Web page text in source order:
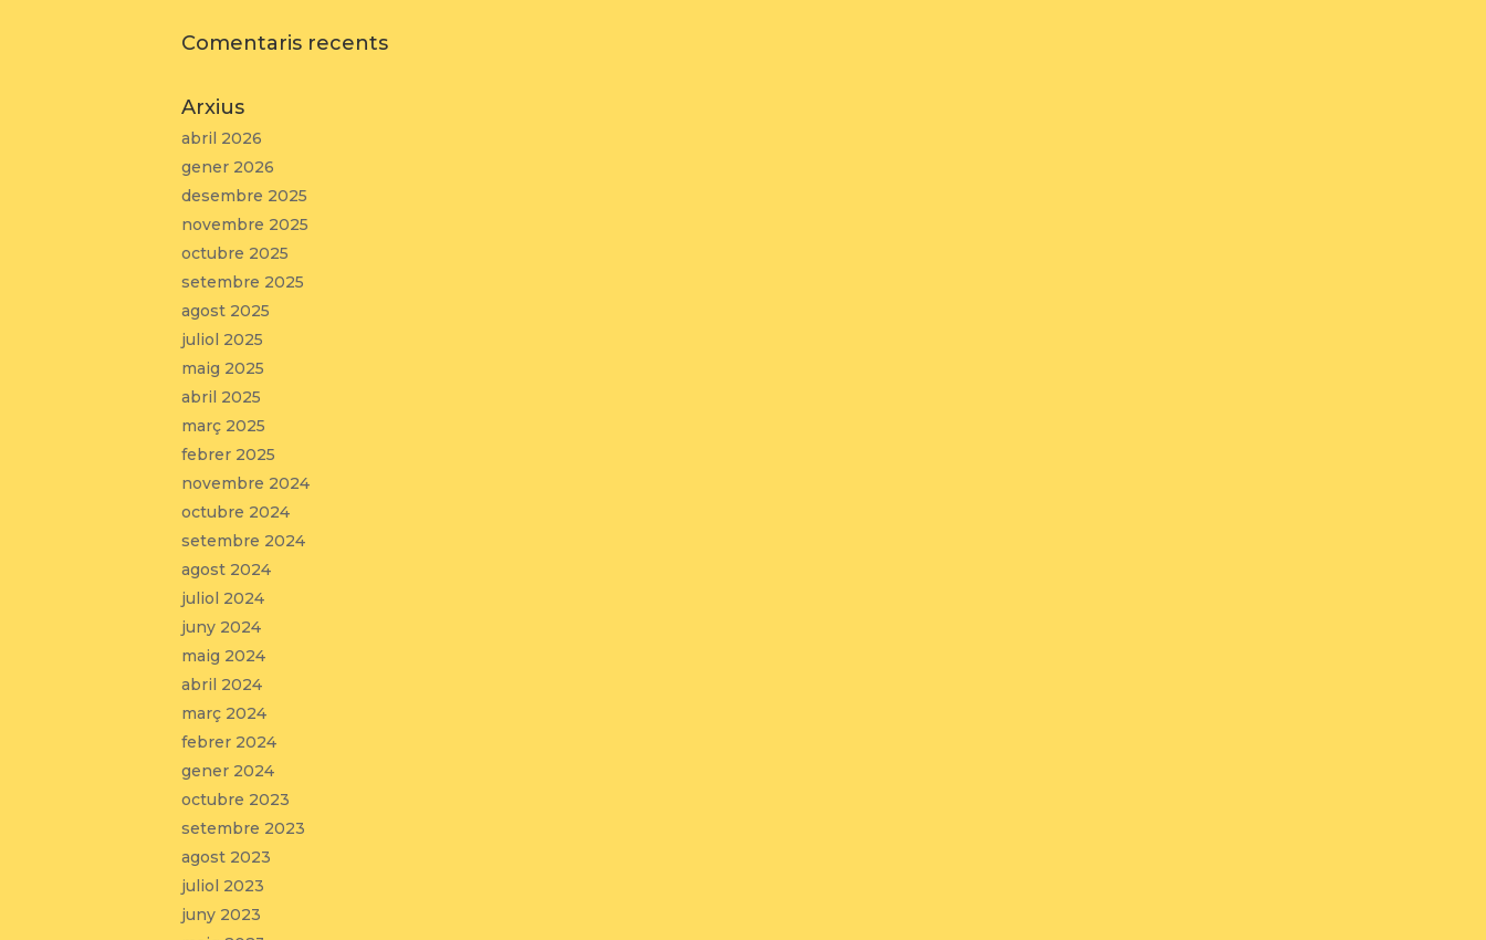
Comentaris recents
Arxius
abril 2026
gener 2026
desembre 2025
novembre 2025
octubre 2025
setembre 2025
agost 2025
juliol 2025
maig 2025
abril 2025
març 2025
febrer 2025
novembre 2024
octubre 2024
setembre 2024
agost 2024
juliol 2024
juny 2024
maig 2024
abril 2024
març 2024
febrer 2024
gener 2024
octubre 2023
setembre 2023
agost 2023
juliol 2023
juny 2023